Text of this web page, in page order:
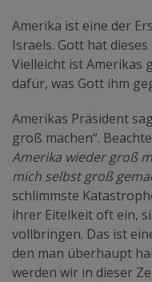
Amerika ist eine der
Israels. Gott hat
Vielleicht ist Amerikas
dafür, was Gott ihm
Amerikas Präsident
groß machen“.
Amerika wieder groß
mich selbst groß
schlimmste
ihrer Eitelkeit oft ein,
vollbringen. Das ist
den man überhaupt
werden wir in dieser